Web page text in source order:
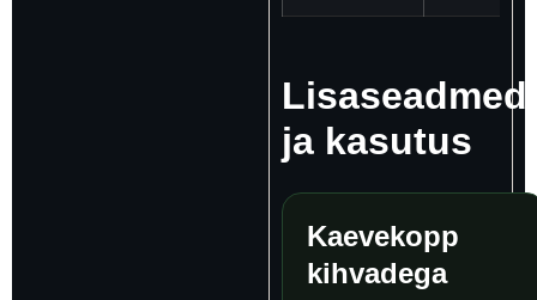
Lisaseadmed
ja kasutus
Kaevekopp
kihvadega